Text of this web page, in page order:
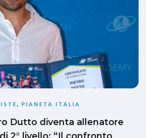
, PIANETA ITALIA
Dutto diventa allenatore